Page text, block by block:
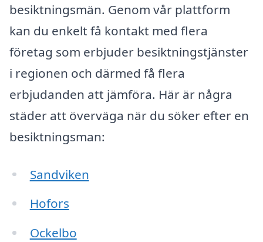
besiktningsmän. Genom vår plattform
kan du enkelt få kontakt med flera
företag som erbjuder besiktningstjänster
i regionen och därmed få flera
erbjudanden att jämföra. Här är några
städer att överväga när du söker efter en
besiktningsman:
Sandviken
Hofors
Ockelbo